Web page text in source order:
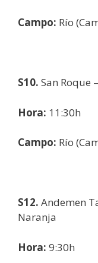
Campo: Río
S10. San Roque
Hora: 11:30h
Campo: Río
S12. Andemen
Naranja
Hora: 9:30h